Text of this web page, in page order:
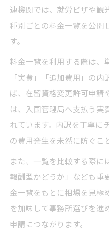
連機関では、就労ビザや観
種別ごとの料金一覧を公開
す。
料金一覧を利用する際は、
「実費」「追加費用」の内
ば、在留資格変更許可申請
は、入国管理局へ支払う実
れています。内訳を丁寧に
の費用発生を未然に防ぐこ
また、一覧を比較する際に
報酬型かどうか」なども重
金一覧をもとに相場を見極
を加味して事務所選びを進
申請につながります。